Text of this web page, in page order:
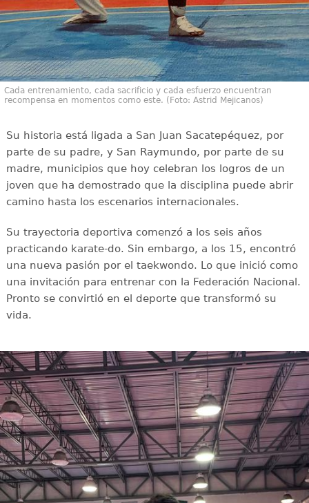
Cada entrenamiento, cada sacrificio y cada esfuerzo encuentran
recompensa en momentos como este. (Foto: Astrid Mejicanos)
Su historia está ligada a San Juan Sacatepéquez, por
parte de su padre, y San Raymundo, por parte de su
madre, municipios que hoy celebran los logros de un
joven que ha demostrado que la disciplina puede abrir
camino hasta los escenarios internacionales.
Su trayectoria deportiva comenzó a los seis años
practicando karate-do. Sin embargo, a los 15, encontró
una nueva pasión por el taekwondo. Lo que inició como
una invitación para entrenar con la Federación Nacional.
Pronto se convirtió en el deporte que transformó su
vida.